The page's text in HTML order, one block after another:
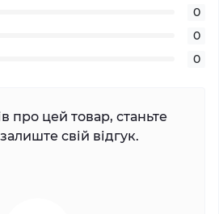
0
0
0
про цей товар, станьте
свій відгук.